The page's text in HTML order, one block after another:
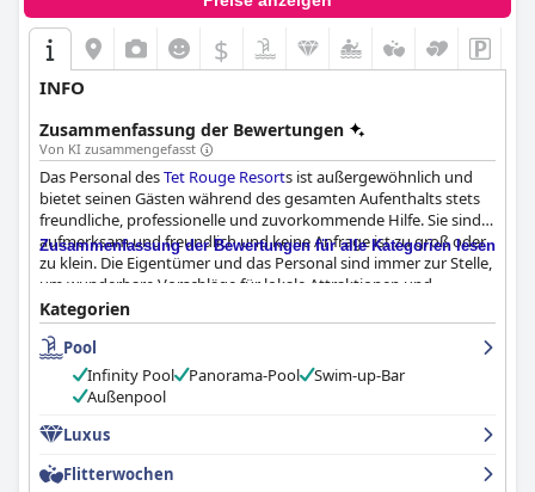
$
INFO
Zusammenfassung der Bewertungen
Von KI zusammengefasst
Das Personal desTet Rouge Resorts ist außergewöhnlich und
bietet seinen Gästen während des gesamten Aufenthalts stets
freundliche, professionelle und zuvorkommende Hilfe. Sie sind
aufmerksam und freundlich und keine Anfrage ist zu groß oder
zu klein. Die Eigentümer und das Personal sind immer zur Stelle,
um wunderbare Vorschläge für lokale Attraktionen und
Restaurants zu geben. Die Gäste fühlen sich während ihres
Aufenthalts imTet Rouge Resortwirklich gut aufgehoben.
Zusammenfassung der Bewertungen für alle Kategorien lesen
Kategorien
Pool
Infinity Pool
Panorama-Pool
Swim-up-Bar
Außenpool
Luxus
Flitterwochen